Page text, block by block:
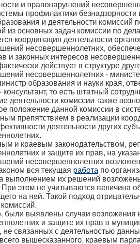
и правонарушений
профилактики
и деятельности
из основных задач комиссии по
координация деятельности
несовершеннолетних,
и законных интересов
действует в структуре
несовершеннолетних -
образования и науки края,
консультант, то есть штатный
деятельности комиссии также
положение данной комиссии в
препятствием в реализации
деятельности других
и краевым законодательством,
и защите их прав, на
несовершеннолетних
вся текущая работа по
выполнением их решений
При этом не учитываются величина
на ней. Такой подход
были выявлены случаи возложения
и защите их прав в
не связанных с деятельностью
вышесказанного, краевым